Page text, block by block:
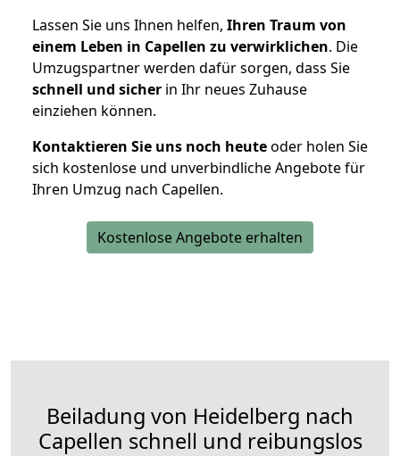
Lassen Sie uns Ihnen helfen, Ihren Traum von
einem Leben in Capellen zu verwirklichen. Die
Umzugspartner werden dafür sorgen, dass Sie
schnell und sicher in Ihr neues Zuhause
einziehen können.
Kontaktieren Sie uns noch heuteoder holen Sie
sich kostenlose und unverbindliche Angebote für
Ihren Umzug nach Capellen.
Kostenlose Angebote erhalten
Beiladung von Heidelberg nach
Capellen schnell und reibungslos